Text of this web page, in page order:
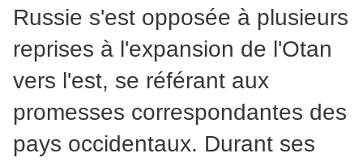
Russie s'est opposée à plusieurs
reprises à l'expansion de l'Otan
vers l'est, se référant aux
promesses correspondantes des
pays occidentaux. Durant ses